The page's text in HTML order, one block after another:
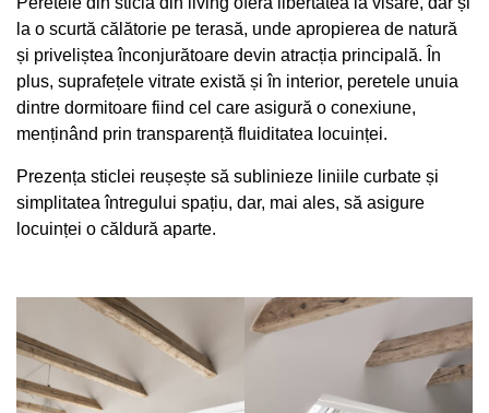
la o scurtă călătorie pe terasă, unde apropierea de natură
și priveliștea înconjurătoare devin atracția principală. În
plus, suprafețele vitrate există și în interior, peretele unuia
dintre dormitoare fiind cel care asigură o conexiune,
menținând prin transparență fluiditatea locuinței.
Prezența sticlei reușește să sublinieze liniile curbate și
simplitatea întregului spațiu, dar, mai ales, să asigure
locuinței o căldură aparte.